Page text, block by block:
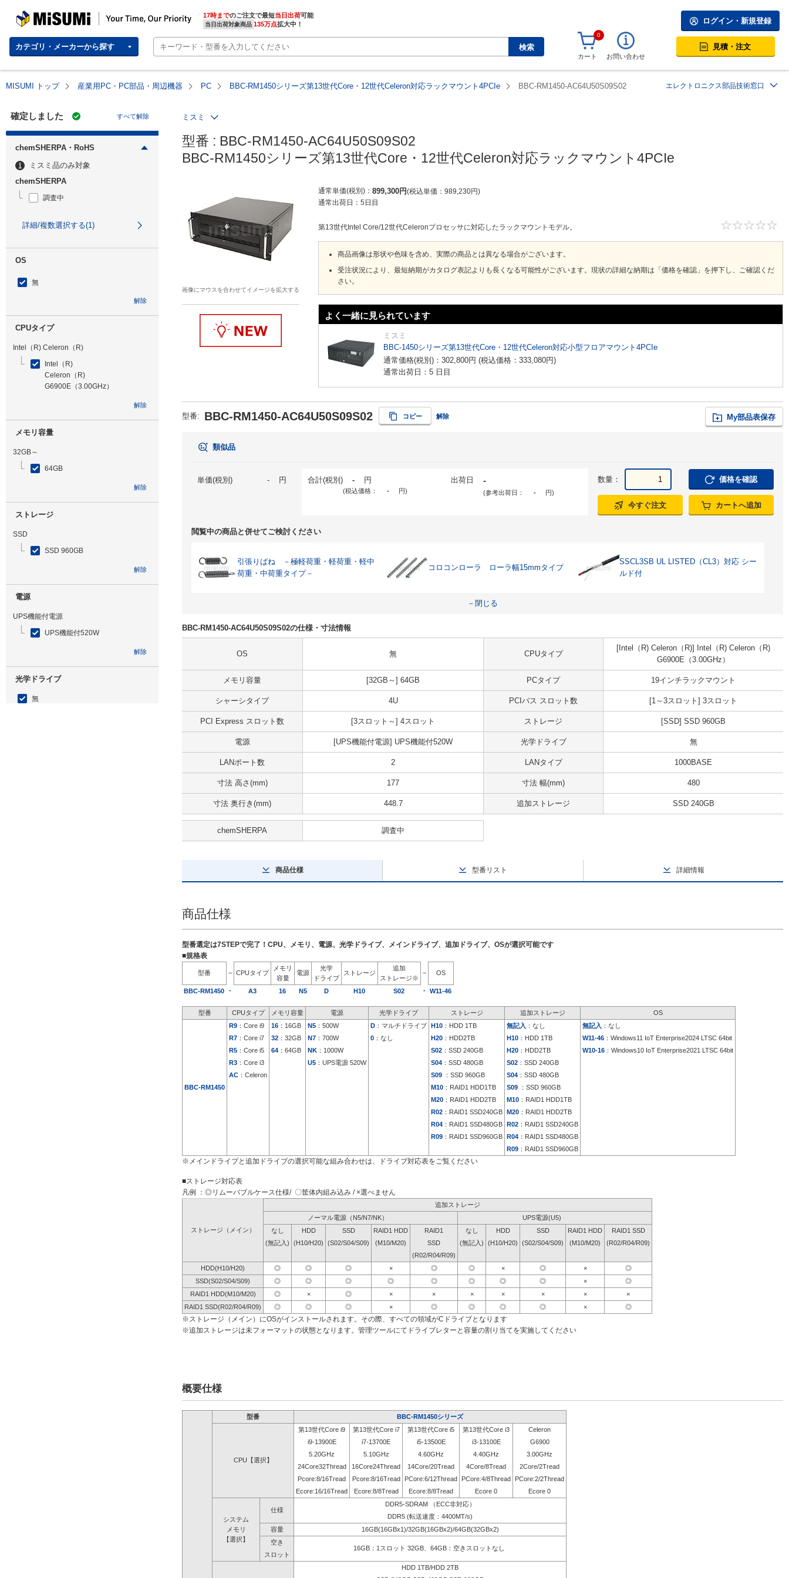
MISUMI | Your Time, Our Priority 17時までのご注文で最短当日出荷
当日出荷対象商品 135万点拡大中！
カテゴリ・メーカーから探す 検索
ログイン・新規登録
0
カート お問い合わせ
見積・注文
MISUMI トップ 産業用PC・PC部品・周辺機器 PC BBC-RM1450シリーズ第13世代Core・12世代Celeron対応ラックマウント4PCIe BBC-RM1450-AC64U50S09S02 エレクトロニクス部品技術窓口
確定しました すべて解除
chemSHERPA・RoHS
ミスミ品のみ対象
chemSHERPA
調査中
詳細/複数選択する(1)
OS
無
解除
CPUタイプ
Intel（R) Celeron（R)
Intel（R)
Celeron（R)
G6900E（3.00GHz）
解除
メモリ容量
32GB～
64GB
解除
ストレージ
SSD
SSD 960GB
解除
電源
UPS機能付電源
UPS機能付520W
解除
光学ドライブ
無
ミスミ
型番 : BBC-RM1450-AC64U50S09S02
BBC-RM1450シリーズ第13世代Core・12世代Celeron対応ラックマウント4PCIe
画像にマウスを合わせてイメージを拡大する
通常単価(税別) 899,300円 税込単価 989,230円
通常出荷日： 5日目
第13世代Intel Core/12世代Celeronプロセッサに対応したラックマウントモデル。
商品画像は形状や色味を含め、実際の商品とは異なる場合がございます。
受注状況により、最短納期がカタログ表記よりも長くなる可能性がございます。現状の詳細な納期は「価格を確認」を押下し、ご確認くだ
さい。
よく一緒に見られています
ミスミ
BBC-1450シリーズ第13世代Core・12世代Celeron対応小型フロアマウント4PCIe
通常価格(税別)： 302,800円 (税込価格： 333,080円)
通常出荷日：5 日目
型番: BBC-RM1450-AC64U50S09S02 コピー 解除 My部品表保存
類似品
単価(税別) - 円 合計(税別) - 円
(税込価格： - 円)
出荷日 -
(参考出荷日： - 円)
数量： 価格を確認
今すぐ注文 カートへ追加
閲覧中の商品と併せてご検討ください
引張りばね －極軽荷重・軽荷重・軽中
荷重・中荷重タイプ－
コロコンローラ ローラ幅15mmタイプ
SSCL3SB UL LISTED（CL3）対応 シー
ルド付
－閉じる
BBC-RM1450-AC64U50S09S02の仕様・寸法情報
OS 無 CPUタイプ
[Intel（R) Celeron（R)] Intel（R) Celeron（R)
G6900E（3.00GHz）
メモリ容量 [32GB～] 64GB PCタイプ 19インチラックマウント
シャーシタイプ 4U PCIバス スロット数 [1～3スロット] 3スロット
PCI Express スロット数 [3スロット～] 4スロット ストレージ [SSD] SSD 960GB
電源 [UPS機能付電源] UPS機能付520W 光学ドライブ 無
LANポート数 2 LANタイプ 1000BASE
寸法 高さ(mm) 177 寸法 幅(mm) 480
寸法 奥行き(mm) 448.7 追加ストレージ SSD 240GB
chemSHERPA 調査中
商品仕様 型番リスト 詳細情報
商品仕様
型番選定は7STEPで完了！CPU、メモリ、電源、光学ドライブ、メインドライブ、追加ドライブ、OSが選択可能です
■規格表
型番 − CPUタイプ
メモリ
容量
電源
光学
ドライブ
ストレージ
追加
ストレージ※
− OS
BBC-RM1450 - A3 16 N5 D H10 S02 - W11-46
型番 CPUタイプ メモリ容量 電源 光学ドライブ ストレージ 追加ストレージ OS
BBC-RM1450
R9 ：Core i9 16 ：16GB N5 ：500W D ：マルチドライブ H10 ：HDD 1TB 無記入 ：なし 無記入 ：なし
R7 ：Core i7 32 ：32GB N7 ：700W 0 ：なし H20 ：HDD2TB H10 ：HDD 1TB W11-46 ：Windows11 IoT Enterprise2024 LTSC 64bit
R5 ：Core i5 64 ：64GB NK ：1000W S02 ：SSD 240GB H20 ：HDD2TB W10-16 ：Windows10 IoT Enterprise2021 LTSC 64bit
R3 ：Core i3 U5 ：UPS電源 520W S04 ：SSD 480GB S02 ：SSD 240GB
AC ：Celeron S09 ：SSD 960GB S04 ：SSD 480GB
M10 ：RAID1 HDD1TB S09 ：SSD 960GB
M20 ：RAID1 HDD2TB M10 ：RAID1 HDD1TB
R02 ：RAID1 SSD240GB M20 ：RAID1 HDD2TB
R04 ：RAID1 SSD480GB R02 ：RAID1 SSD240GB
R09 ：RAID1 SSD960GB R04 ：RAID1 SSD480GB
R09 ：RAID1 SSD960GB
※メインドライブと追加ドライブの選択可能な組み合わせは、ドライブ対応表をご覧ください
■ストレージ対応表
凡例 ：◎リムーバブルケース仕様/ 〇筐体内組み込み / ×選べません
追加ストレージ
ノーマル電源（N5/N7/NK）
UPS電源(U5)
ストレージ（メイン）
なし HDD SSD RAID1 HDD RAID1 なし HDD SSD RAID1 HDD
RAID1 SSD
(無記入)
(H10/H20) (S02/S04/S09) (M10/M20) SSD (無記入) (H10/H20) (S02/S04/S09) (M10/M20)
(R02/R04/R09)
(R02/R04/R09)
HDD(H10/H20)
◎ ◎ ◎ × ◎ ◎ × ◎ ×
◎
SSD(S02/S04/S09)
◎ ◎ ◎ ◎ ◎ ◎ ◎ ◎ ×
◎
RAID1 HDD(M10/M20)
◎ × ◎ × × × × × ×
×
RAID1 SSD(R02/R04/R09)
◎ ◎ ◎ × ◎ ◎ ◎ ◎ × ◎
※ストレージ（メイン）にOSがインストールされます。その際、すべての領域がCドライブとなります
※追加ストレージは未フォーマットの状態となります。管理ツールにてドライブレターと容量の割り当てを実施してください
概要仕様
型番 BBC-RM1450シリーズ
CPU【選択】
第13世代Core i9 第13世代Core i7 第13世代Core i5 第13世代Core i3
Celeron
i9-13900E
i7-13700E i5-13500E i3-13100E
G6900
5.20GHz
5.10GHz 4.60GHz 4.40GHz
3.00GHz
24Core32Thread
16Core24Thread 14Core/20Tread 4Core/8Tread
2Core/2Tread
Pcore:8/16Tread
Pcore:8/16Tread PCore:6/12Thread PCore:4/8Thread
PCore:2/2Thread
Ecore:16/16Tread
Ecore:8/8Tread Ecore:8/8Tread Ecore 0 Ecore 0
システム
メモリ
【選択】
仕様
DDR5-SDRAM （ECC非対応）
DDR5 (転送速度：4400MT/s)
容量
16GB(16GBx1)/32GB(16GBx2)/64GB(32GBx2)
空き
16GB：1スロット 32GB、64GB：空きスロットなし
スロット
HDD 1TB/HDD 2TB